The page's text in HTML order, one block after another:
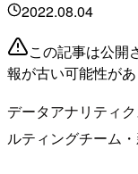
2022.08.04
この記事は公開
報が古い可能性が
データアナリティ
ルティングチーム